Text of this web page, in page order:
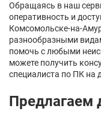
Обращаясь в наш
оперативность и
Комсомольске-на-
разнообразными
помочь с любыми
можете получить
специалиста по ПК на
Предлагаем